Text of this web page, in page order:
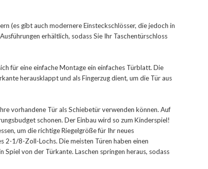
(es gibt auch modernere Einsteckschlösser, die jedoch in
erhältlich, sodass Sie Ihr Taschentürschloss
für eine einfache Montage ein einfaches Türblatt. Die
herausklappt und als Fingerzug dient, um die Tür aus
vorhandene Tür als Schiebetür verwenden können. Auf
schonen. Der Einbau wird so zum Kinderspiel!
um die richtige Riegelgröße für Ihr neues
2-1/8-Zoll-Lochs. Die meisten Türen haben einen
von der Türkante. Laschen springen heraus, sodass